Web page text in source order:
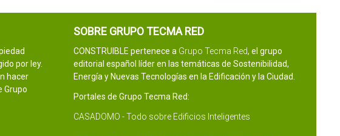
por ley.
hacer
Grupo
SOBRE GRUPO TECMA RED
CONSTRUIBLE pertenece a Grupo Tecma Red, el grupo
editorial español líder en las temáticas de Sostenibilidad,
Energía y Nuevas Tecnologías en la Edificación y la Ciudad.
Portales de Grupo Tecma Red:
CASADOMO - Todo sobre Edificios Inteligentes